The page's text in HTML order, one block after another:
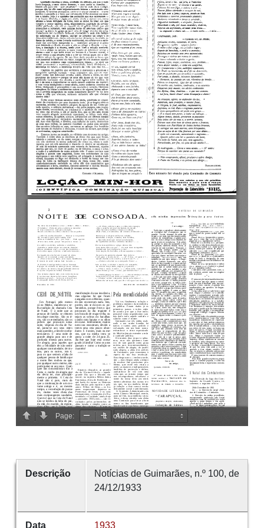
Descrição
Notícias de Guimarães, n.º 100, de
24/12/1933
Data 1933